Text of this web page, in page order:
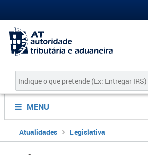
MENU
Atualidades Legislativa